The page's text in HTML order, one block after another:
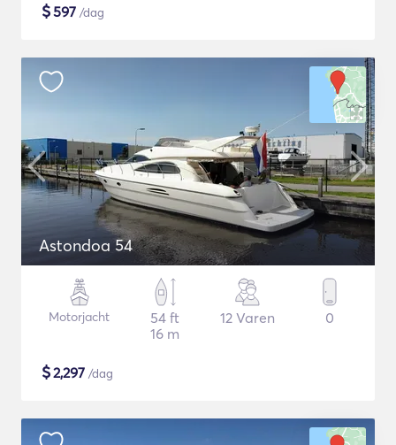
$597 /dag
Astondoa 54
Motorjacht
54 ft
16 m
12 Varen 0
$2,297 /dag